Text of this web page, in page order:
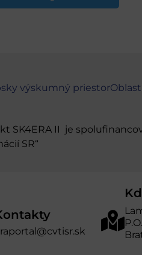
výskumný priestor
SK4ERA II je
SR“